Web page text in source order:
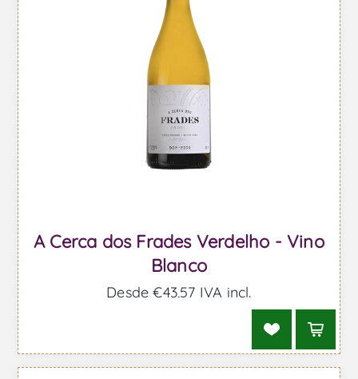
A Cerca dos Frades Verdelho - Vino
Blanco
Desde €43,57 IVA incl.